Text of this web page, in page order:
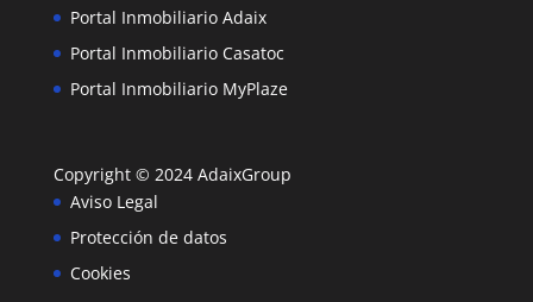
Portal Inmobiliario Adaix
Portal Inmobiliario Casatoc
Portal Inmobiliario MyPlaze
Copyright © 2024 AdaixGroup
Aviso Legal
Protección de datos
Cookies